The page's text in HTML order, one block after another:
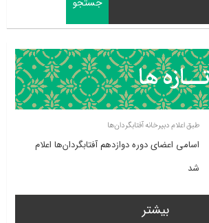
طبق اعلام دبیرخانه آفتابگردان‌ها
اسامی اعضای دوره دوازدهم آفتابگردان‌ها اعلام
شد
بیشتر